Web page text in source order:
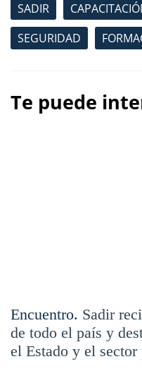
SADIR
SEGURIDAD
Te puede
Encuentro. Sadir
de todo el país y
el Estado y el